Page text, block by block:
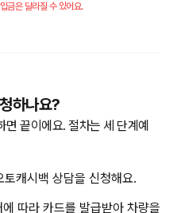
금은 달라질 수 있어요.
하나요?
끝이에요. 절차는 세 단계예
캐시백 상담을 신청해요.
따라 카드를 발급받아 차량을